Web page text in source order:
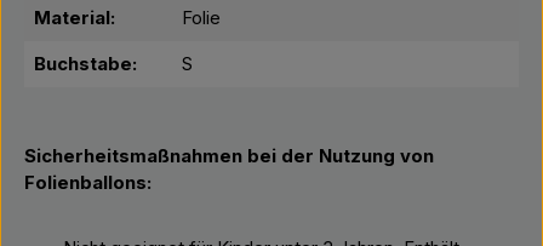
Material: Folie
Buchstabe: S
Sicherheitsmaßnahmen bei der Nutzung von
Folienballons: